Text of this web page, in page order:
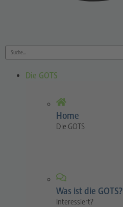
Die GOTS
Home
Die GOTS
Was ist die GOTS?
Interessiert?